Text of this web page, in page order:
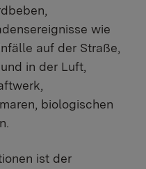
wie
auf der Straße,
in der Luft,
biologischen
ist der